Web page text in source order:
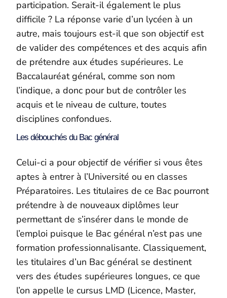
participation. Serait-il également le plus
difficile ? La réponse varie d’un lycéen à un
autre, mais toujours est-il que son objectif est
de valider des compétences et des acquis afin
de prétendre aux études supérieures. Le
Baccalauréat général, comme son nom
l’indique, a donc pour but de contrôler les
acquis et le niveau de culture, toutes
disciplines confondues.
Les débouchés du Bac général
Celui-ci a pour objectif de vérifier si vous êtes
aptes à entrer à l’Université ou en classes
Préparatoires. Les titulaires de ce Bac pourront
prétendre à de nouveaux diplômes leur
permettant de s’insérer dans le monde de
l’emploi puisque le Bac général n’est pas une
formation professionnalisante. Classiquement,
les titulaires d’un Bac général se destinent
vers des études supérieures longues, ce que
l’on appelle le cursus LMD (Licence, Master,